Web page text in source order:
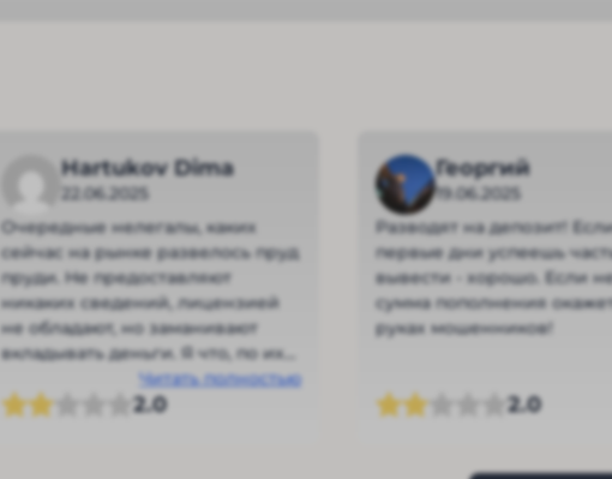
Hartukov Dima
22.06.2025
Очередные нелегалы, каких
сейчас на рынке развелось пруд
пруди. Не предоставляют
никаких сведений, лицензией
не обладают, но заманивают
вкладывать деньги. Я что, по их
мнению, совсем идиот?Читать полностью
2.0
Георгий
19.06.2025
Разводят на депозит! Если
первые дни успеешь
вывести - хорошо. Если
сумма пополнения
руках мошенников!
2.0